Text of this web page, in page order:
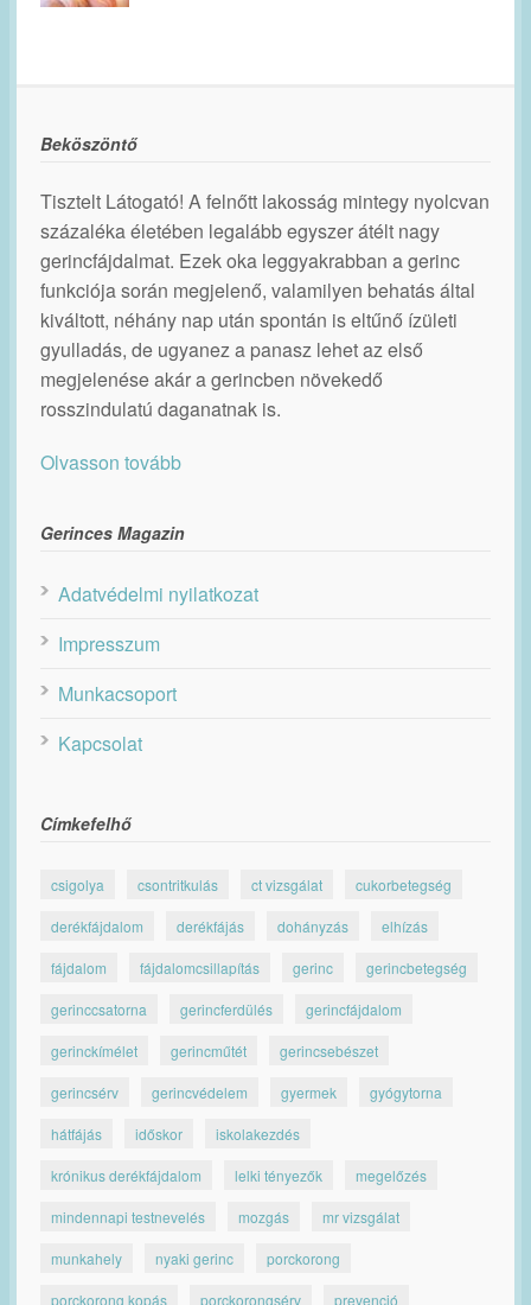
Beköszöntő
Tisztelt Látogató! A felnőtt lakosság mintegy nyolcvan
százaléka életében legalább egyszer átélt nagy
gerincfájdalmat. Ezek oka leggyakrabban a gerinc
funkciója során megjelenő, valamilyen behatás által
kiváltott, néhány nap után spontán is eltűnő ízületi
gyulladás, de ugyanez a panasz lehet az első
megjelenése akár a gerincben növekedő
rosszindulatú daganatnak is.
Olvasson tovább
Gerinces Magazin
Adatvédelmi nyilatkozat
Impresszum
Munkacsoport
Kapcsolat
Címkefelhő
csigolya csontritkulás ct vizsgálat cukorbetegség
derékfájdalom derékfájás dohányzás elhízás
fájdalom fájdalomcsillapítás gerinc gerincbetegség
gerinccsatorna gerincferdülés gerincfájdalom
gerinckímélet gerincműtét gerincsebészet
gerincsérv gerincvédelem gyermek gyógytorna
hátfájás időskor iskolakezdés
krónikus derékfájdalom lelki tényezők megelőzés
mindennapi testnevelés mozgás mr vizsgálat
munkahely nyaki gerinc porckorong
porckorong kopás porckorongsérv prevenció